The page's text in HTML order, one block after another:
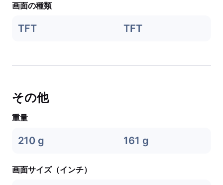
画面の種類
TFT TFT
その他
重量
210 g 161 g
画面サイズ（インチ）